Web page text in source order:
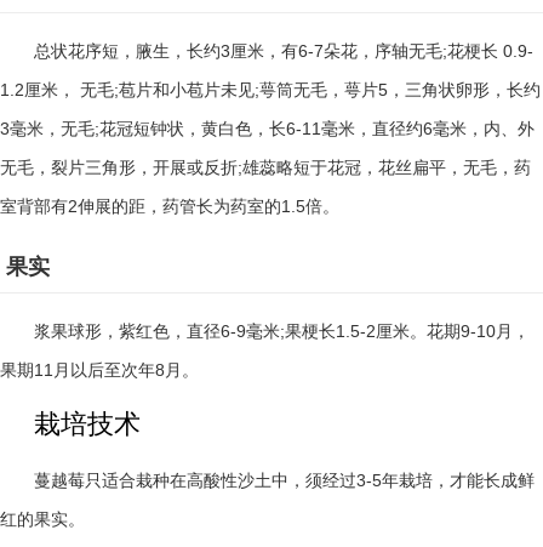
总状花序短，腋生，长约3厘米，有6-7朵花，序轴无毛;花梗长 0.9-
1.2厘米， 无毛;苞片和小苞片未见;萼筒无毛，萼片5 ，三角状卵形，长约
3毫米，无毛;花冠短钟状，黄白色，长6-11 毫米，直径约6毫米，内、外
无毛，裂片三角形，开展或反折;雄蕊略短于花冠，花丝扁平，无毛，药
室背部有2伸展的距，药管长为药室的1.5倍。
果实
浆果球形，紫红色，直径6-9毫米;果梗长1.5-2厘米。花期9-10月，
果期 11 月以后至次年8 月。
栽培技术
蔓越莓只适合栽种在高酸性沙土中，须经过3-5年栽培，才能长成鲜
红的果实。